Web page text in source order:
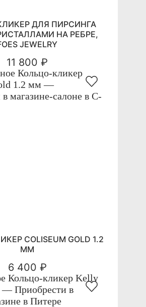
ДЛЯ ПИРСИНГА
НА РЕБРЕ,
JEWELRY
11 800 ₽
COLISEUM GOLD 1.2
ММ
6 400 ₽